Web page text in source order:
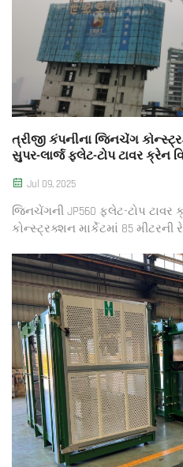
ત્રીજી કંપનીના જિનચેંગ
સુપર-લાર્જ ફ્લેટ-ટોપ ટાવર ક્રેન
Jul 09, 2025
જિનચેંગની JP560 ફ્લેટ-ટોપ ટાવર
કોન્સ્ટ્રક્શન માર્કેટમાં 85
અને વાસ્તવિક પરિણામો વિશે જાણો.
તસવીર જુઓ.